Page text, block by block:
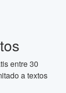
entre 30
a textos